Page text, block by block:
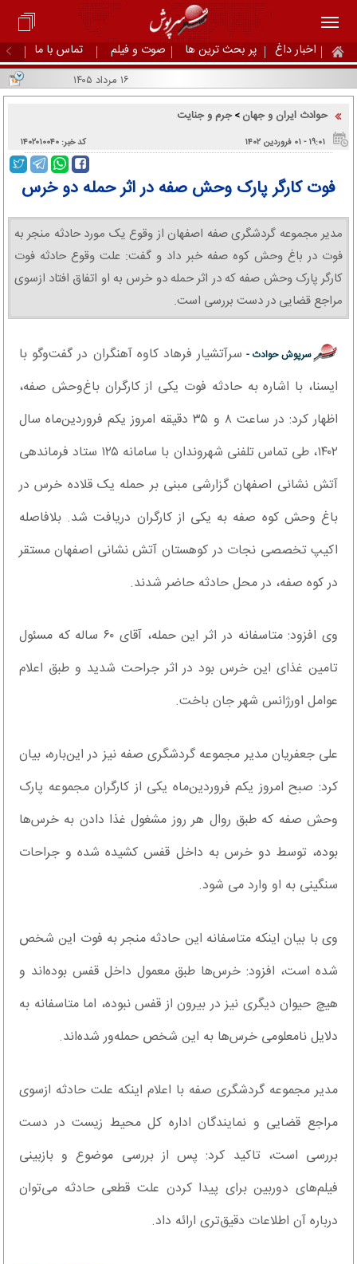
اخبار داغ پر بحث ترین ها صوت و فیلم تماس با ما
حوادث ایران و جهان >جرم و جنایت
۱۹:۰۱ - ۰۱ فروردین ۱۴۰۲ کد خبر: ۱۴۰۲۰۱۰۰۴۰
فوت کارگر پارک وحش صفه در اثر حمله دو خرس
مدیر مجموعه گردشگری صفه اصفهان از وقوع یک مورد حادثه منجر به
فوت در باغ وحش کوه صفه خبر داد و گفت: علت وقوع حادثه فوت
کارگر پارک وحش صفه که در اثر حمله دو خرس به او اتفاق افتاد ازسوی
مراجع قضایی در دست بررسی است.
سرپوش حوادث - سرآتشیار فرهاد کاوه آهنگران در گفت‌وگو با
ایسنا، با اشاره به حادثه فوت یکی از کارگران باغ‌وحش صفه،
اظهار کرد: در ساعت ۸ و ۳۵ دقیقه امروز یکم فروردین‌ماه سال
۱۴۰۲، طی تماس تلفنی شهروندان با سامانه ۱۲۵ ستاد فرماندهی
آتش نشانی اصفهان گزارشی مبنی بر حمله یک قلاده خرس در
باغ وحش کوه صفه به یکی از کارگران دریافت شد. بلافاصله
اکیپ تخصصی نجات در کوهستان آتش نشانی اصفهان مستقر
در کوه صفه، در محل حادثه حاضر شدند.
وی افزود: متاسفانه در اثر این حمله‌، آقای ۶۰ ساله که مسئول
تامین غذای این خرس بود در اثر جراحت شدید و طبق اعلام
عوامل اورژانس شهر جان باخت.
علی جعفریان مدیر مجموعه گردشگری صفه نیز در این‌باره، بیان
کرد: صبح امروز یکم فروردین‌ماه یکی از کارگران مجموعه پارک
وحش صفه که طبق روال هر روز مشغول غذا دادن به خرس‌ها
بوده، توسط دو خرس به داخل قفس کشیده شده و جراحات
سنگینی به او وارد می شود.
وی با بیان اینکه متاسفانه این حادثه منجر به فوت این شخص
شده است، افزود: خرس‌ها طبق معمول داخل قفس بوده‌اند و
هیچ حیوان دیگری نیز در بیرون از قفس نبوده، اما متاسفانه به
دلایل نامعلومی خرس‌ها به این شخص حمله‌ور شده‌اند.
مدیر مجموعه گردشگری صفه با اعلام اینکه علت حادثه ازسوی
مراجع قضایی و نمایندگان اداره کل محیط زیست در دست
بررسی است، تاکید کرد: پس از بررسی موضوع و بازبینی
فیلم‌های دوربین برای پیدا کردن علت قطعی حادثه می‌توان
درباره آن اطلاعات دقیق‌تری ارائه داد.